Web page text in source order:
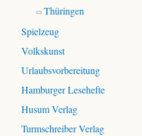
Thüringen
Spielzeug
Volkskunst
Urlaubsvorbereitung
Hamburger Lesehefte
Husum Verlag
Turmschreiber Verlag